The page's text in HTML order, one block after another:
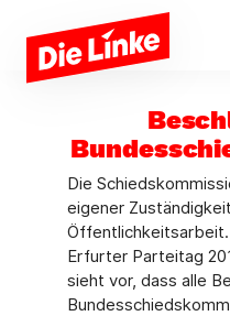
Zum Hauptinhalt springen
Die
eigener
Erfurter Parteitag
sieht vor, dass alle